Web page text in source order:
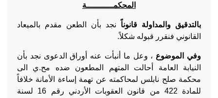
المحكمـــــــــــة
بالتدقيق والمداولة قانوناً نجد بأن الطعن مقدم بالميعاد
القانوني فنقرر قبوله شكلاً.
وفي الموضوع ، وعل ما أنبأت عنه أوراق الدعوى نجد بأن
النيابة العامة أحالت المتهم المطعون ضده مح.ي الى
محكمة صلح نابلس لمحاكمته عن تهمة إساءة الأمانة خلافاً
للمادة 422 من قانون العقوبات الأردني رقم 16 لسنة